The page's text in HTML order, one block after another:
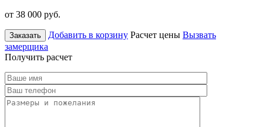
от 38 000 руб.
Заказать Добавить в корзину Расчет цены Вызвать
замерщика
Получить расчет